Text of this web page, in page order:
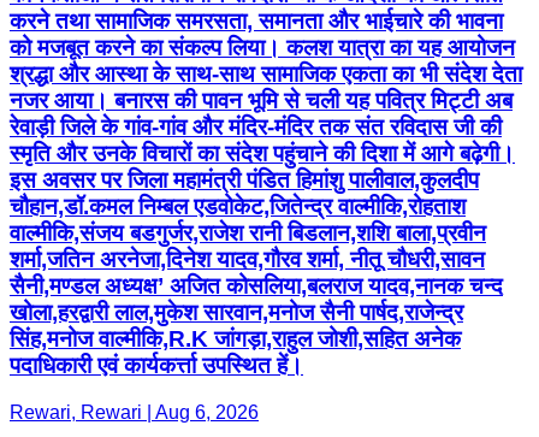
करने तथा सामाजिक समरसता, समानता और भाईचारे की भावना
को मजबूत करने का संकल्प लिया। कलश यात्रा का यह आयोजन
श्रद्धा और आस्था के साथ-साथ सामाजिक एकता का भी संदेश देता
नजर आया। बनारस की पावन भूमि से चली यह पवित्र मिट्टी अब
रेवाड़ी जिले के गांव-गांव और मंदिर-मंदिर तक संत रविदास जी की
स्मृति और उनके विचारों का संदेश पहुंचाने की दिशा में आगे बढ़ेगी।
इस अवसर पर जिला महामंत्री पंडित हिमांशु पालीवाल,कुलदीप
चौहान,डॉ.कमल निम्बल एडवोकेट,जितेन्द्र वाल्मीकि,रोहताश
वाल्मीकि,संजय बडगुर्जर,राजेश रानी बिडलान,शशि बाला,प्रवीन
शर्मा,जतिन अरनेजा,दिनेश यादव,गौरव शर्मा, नीतू चौधरी,सावन
सैनी,मण्डल अध्यक्ष’ अजित कोसलिया,बलराज यादव,नानक चन्द
खोला,हरद्वारी लाल,मुकेश सारवान,मनोज सैनी पार्षद,राजेन्द्र
सिंह,मनोज वाल्मीकि,R.K जांगड़ा,राहुल जोशी,सहित अनेक
पदाधिकारी एवं कार्यकर्त्ता उपस्थित हें।
Rewari, Rewari | Aug 6, 2026